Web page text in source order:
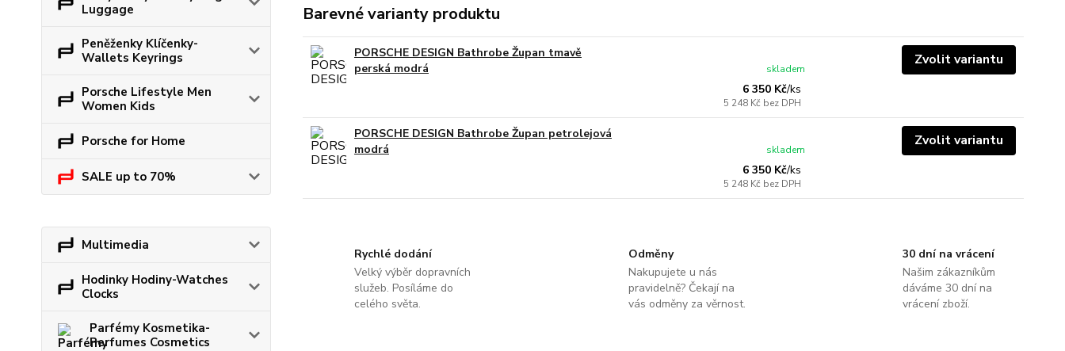
Luggage
Peněženky Klíčenky-
Wallets Keyrings
Porsche Lifestyle Men
Women Kids
Porsche for Home
SALE up to 70%
Multimedia
Hodinky Hodiny-Watches
Clocks
Parfémy Kosmetika-
Perfumes Cosmetics
Barevné varianty produktu
PORSCHE DESIGN Bathrobe Župan tmavě
perská modrá
6 350 Kč/ks
5 248 Kč bez DPH
skladem
Zvolit variantu
PORSCHE DESIGN Bathrobe Župan petrolejová
modrá
6 350 Kč/ks
5 248 Kč bez DPH
skladem
Zvolit variantu
Rychlé dodání
Velký výběr dopravních
služeb. Posíláme do
celého světa.
Odměny
Nakupujete u nás
pravidelně? Čekají na
vás odměny za věrnost.
30 dní na vrácení
Našim zákazníkům
dáváme 30 dní na
vrácení zboží.